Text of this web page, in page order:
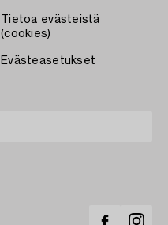
Tietoa evästeistä
(cookies)
Evästeasetukset